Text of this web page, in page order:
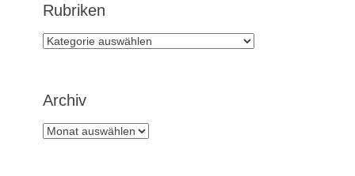
Rubriken
Rubriken
Archiv
Archiv